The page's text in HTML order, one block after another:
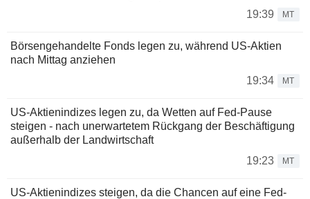
19:39
MT
Börsengehandelte Fonds legen zu, während US-Aktien
nach Mittag anziehen
19:34
MT
US-Aktienindizes legen zu, da Wetten auf Fed-Pause
steigen - nach unerwartetem Rückgang der Beschäftigung
außerhalb der Landwirtschaft
19:23
MT
US-Aktienindizes steigen, da die Chancen auf eine Fed-